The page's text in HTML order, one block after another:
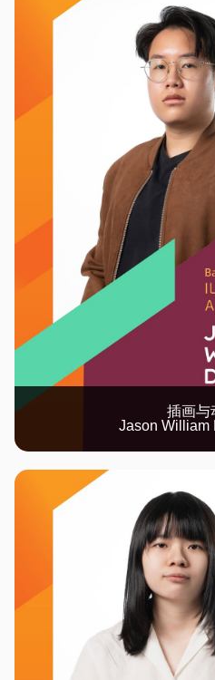
插画与
Jason William